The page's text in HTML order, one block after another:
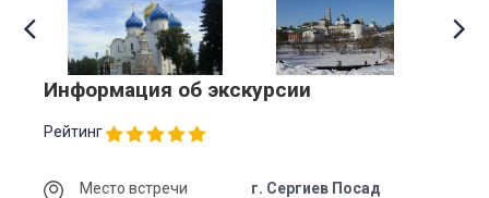
Информация об экскурсии
Рейтинг
Место встречи г. Сергиев Посад